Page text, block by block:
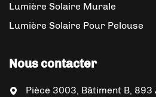
Lumière Solaire Murale
Lumière Solaire Pour Pelouse
Nous contacter
Pièce 3003, Bâtiment B, 893